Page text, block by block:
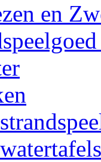
en